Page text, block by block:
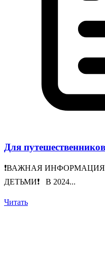
Для
❗️ВАЖНАЯ ИНФОРМАЦИЯ
ДЕТЬМИ❗️ В 2024...
Читать